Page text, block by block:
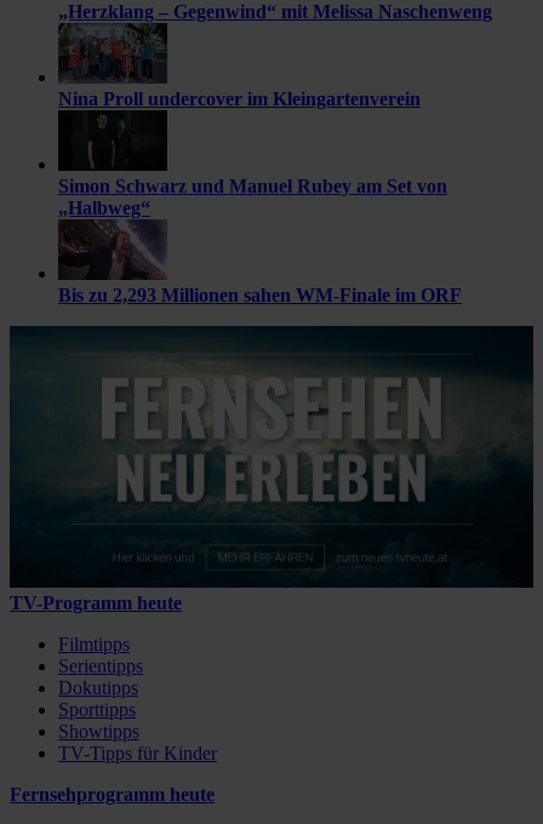
„Herzklang – Gegenwind“ mit Melissa Naschenweng
Nina Proll undercover im Kleingartenverein
Simon Schwarz und Manuel Rubey am Set von
„Halbweg“
Bis zu 2,293 Millionen sahen WM-Finale im ORF
TV-Programm heute
Filmtipps
Serientipps
Dokutipps
Sporttipps
Showtipps
TV-Tipps für Kinder
Fernsehprogramm heute